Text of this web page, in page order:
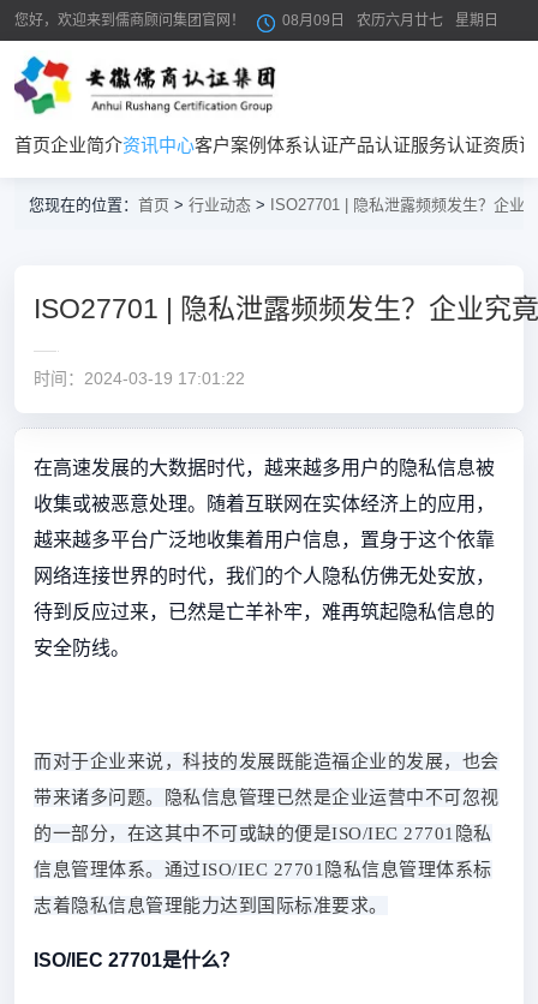
您好，欢迎来到儒商顾问集团官网！ 08月09日 农历六月廿七 星期日
首页企业简介资讯中心客户案例体系认证产品认证服务认证资质
您现在的位置： 首页 > 行业动态 > ISO27701 | 隐私泄露频频发生？企业
ISO27701 | 隐私泄露频频发生？企业究
时间：2024-03-19 17:01:22
在高速发展的大数据时代，越来越多用户的隐私信息被
收集或被恶意处理。随着互联网在实体经济上的应用，
越来越多平台广泛地收集着用户信息，置身于这个依靠
网络连接世界的时代，我们的个人隐私仿佛无处安放，
待到反应过来，已然是亡羊补牢，难再筑起隐私信息的
安全防线。
而对于企业来说，科技的发展既能造福企业的发展，也会
带来诸多问题。隐私信息管理已然是企业运营中不可忽视
的一部分，在这其中不可或缺的便是ISO/IEC 27701隐私
信息管理体系。通过ISO/IEC 27701隐私信息管理体系标
志着隐私信息管理能力达到国际标准要求。
ISO/IEC 27701是什么？